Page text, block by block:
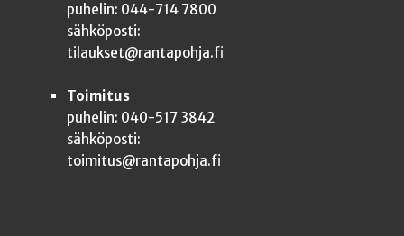
puhelin: 044-714 7800
sähköposti:
tilaukset@rantapohja.fi
Toimitus
puhelin: 040-517 3842
sähköposti:
toimitus@rantapohja.fi